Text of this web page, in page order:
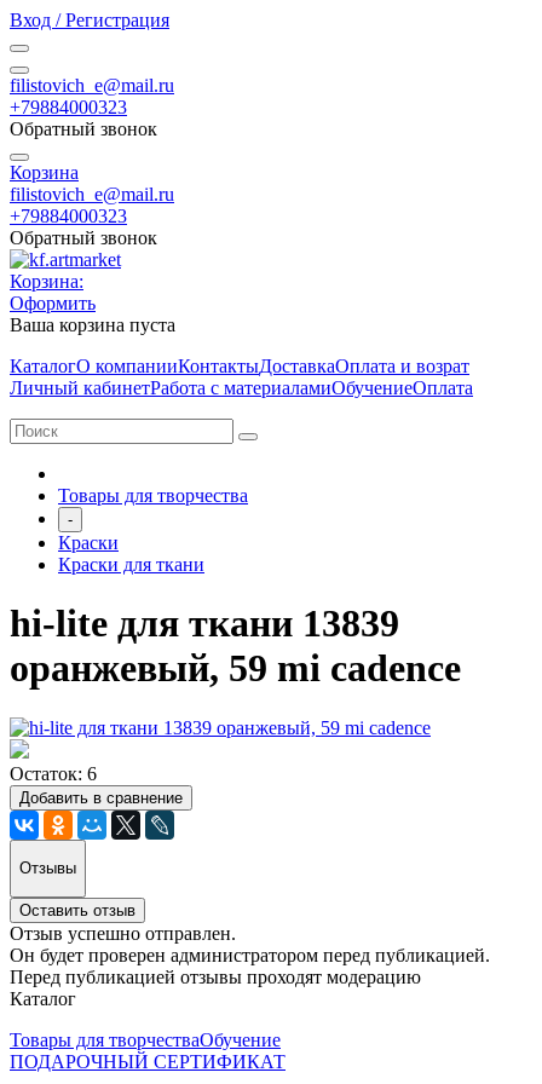
Вход / Регистрация
filistovich_e@mail.ru
+79884000323
Обратный звонок
Корзина
filistovich_e@mail.ru
+79884000323
Обратный звонок
Корзина:
Оформить
Ваша корзина пуста
КаталогО компанииКонтактыДоставкаОплата и возрат
Личный кабинетРабота с материаламиОбучениеОплата
Товары для творчества
-
Краски
Краски для ткани
hi-lite для ткани 13839
оранжевый, 59 mi cadence
Остаток: 6
Добавить в сравнение
Отзывы
Оставить отзыв
Отзыв успешно отправлен.
Он будет проверен администратором перед публикацией.
Перед публикацией отзывы проходят модерацию
Каталог
Товары для творчестваОбучение
ПОДАРОЧНЫЙ СЕРТИФИКАТ